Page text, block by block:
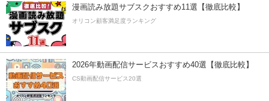
漫画読み放題サブスクおすすめ11選【徹底比較】
オリコン顧客満足度ランキング
2026年動画配信サービスおすすめ40選【徹底比較】
CS動画配信サービス20選